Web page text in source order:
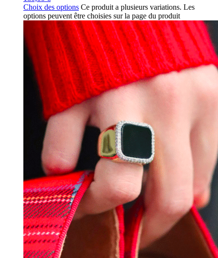
Choix des options Ce produit a plusieurs variations. Les
options peuvent être choisies sur la page du produit